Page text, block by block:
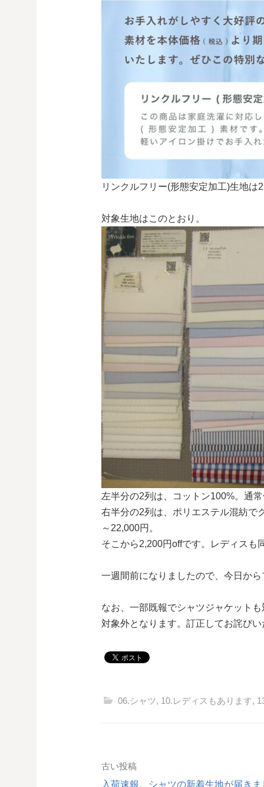
リンクルフリー(形態安定加工)生地は
対象生地はこのとおり。
左半分の2列は、コットン100%。通
右半分の2列は、ポリエステル混紡で
～22,000円。
そこから2,200円offです。レディスも
一週間前になりましたので、今日か
なお、一部既報でシャツジャケット
対象外となります。訂正してお詫びい
06.シャツ, 10.レディスもあります,
投
古い投稿
入荷速報。シャツの新着生地が届きま